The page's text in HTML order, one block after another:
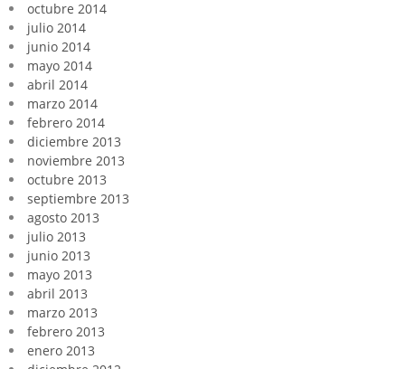
octubre 2014
julio 2014
junio 2014
mayo 2014
abril 2014
marzo 2014
febrero 2014
diciembre 2013
noviembre 2013
octubre 2013
septiembre 2013
agosto 2013
julio 2013
junio 2013
mayo 2013
abril 2013
marzo 2013
febrero 2013
enero 2013